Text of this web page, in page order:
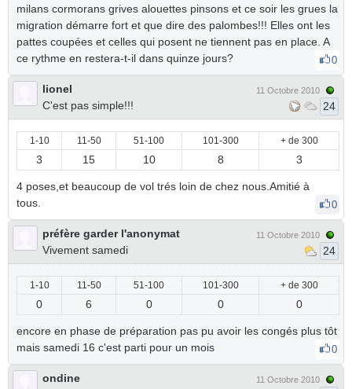
milans cormorans grives alouettes pinsons et ce soir les grues la
migration démarre fort et que dire des palombes!!! Elles ont les
pattes coupées et celles qui posent ne tiennent pas en place. A
ce rythme en restera-t-il dans quinze jours?
0
lionel
C'est pas simple!!!
11 Octobre 2010
24
1-10 11-50 51-100 101-300 + de 300
3 15 10 8 3
4 poses,et beaucoup de vol trés loin de chez nous.Amitié à
tous.
0
préfère garder l'anonymat
Vivement samedi
11 Octobre 2010
24
1-10 11-50 51-100 101-300 + de 300
0 6 0 0 0
encore en phase de préparation pas pu avoir les congés plus tôt
mais samedi 16 c'est parti pour un mois
0
ondine
11 Octobre 2010